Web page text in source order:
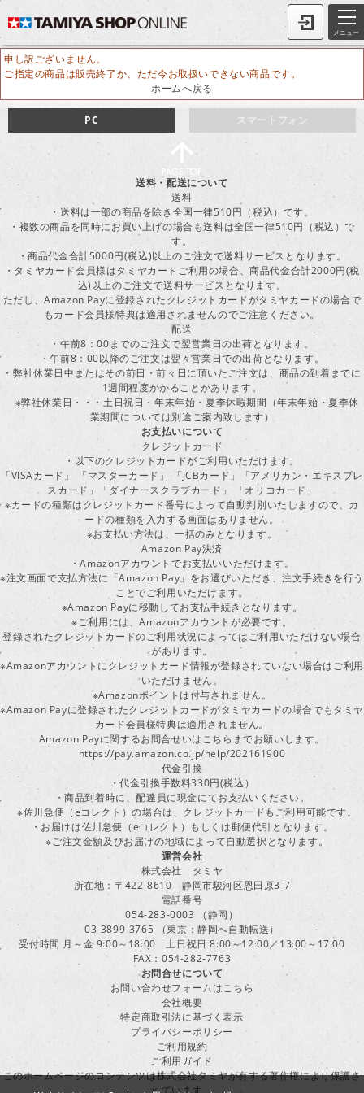
メニュー
申し訳ございません。
ご指定の商品は販売終了か、ただ今お取扱いできない商品です。
ホームへ戻る
スマートフォン
PC
送料・配送について
送料
・送料は一部の商品を除き全国一律510円（税込）です。
・複数の商品を同時にお買い上げの場合も送料は全国一律510円（税込）で
す。
・商品代金合計5000円(税込)以上のご注文で送料サービスとなります。
・タミヤカード会員様はタミヤカードご利用の場合、商品代金合計2000円(税
込)以上のご注文で送料サービスとなります。
ただし、Amazon Payに登録されたクレジットカードがタミヤカードの場合で
もカード会員様特典は適用されませんのでご注意ください。
配送
・午前8：00までのご注文で翌営業日の出荷となります。
・午前8：00以降のご注文は翌々営業日での出荷となります。
・弊社休業日中またはその前日・前々日に頂いたご注文は、商品の到着までに
1週間程度かかることがあります。
※弊社休業日・・・土日祝日・年末年始・夏季休暇期間（年末年始・夏季休
業期間については別途ご案内致します）
お支払いについて
クレジットカード
・以下のクレジットカードがご利用いただけます。
「VISAカード」 「マスターカード」 「JCBカード」「アメリカン・エキスプレ
スカード」「ダイナースクラブカード」 「オリコカード」
※カードの種類はクレジットカード番号によって自動判別いたしますので、カ
ードの種類を入力する画面はありません。
※お支払い方法は、一括のみとなります。
Amazon Pay決済
・Amazonアカウントでお支払いいただけます。
※注文画面で支払方法に「Amazon Pay」をお選びいただき、注文手続きを行う
ことでご利用いただけます。
※Amazon Payに移動してお支払手続きとなります。
※ご利用には、Amazonアカウントが必要です。
登録されたクレジットカードのご利用状況によってはご利用いただけない場合
があります。
※Amazonアカウントにクレジットカード情報が登録されていない場合はご利用
いただけません。
※Amazonポイントは付与されません。
※Amazon Payに登録されたクレジットカードがタミヤカードの場合でもタミヤ
カード会員様特典は適用されません。
Amazon Payに関するお問合せいはこちらまでお願いします。
https://pay.amazon.co.jp/help/202161900
代金引換
・代金引換手数料330円(税込）
・商品到着時に、配達員に現金にてお支払いください。
※佐川急便（eコレクト）の場合は、クレジットカードもご利用可能です。
・お届けは佐川急便（eコレクト）もしくは郵便代引となります。
※ご注文金額及びお届けの地域によって自動選択となります。
運営会社
株式会社 タミヤ
所在地：〒422-8610 静岡市駿河区恩田原3-7
電話番号
054-283-0003 （静岡）
03-3899-3765 （東京：静岡へ自動転送）
受付時間 月～金 9:00～18:00 土日祝日 8:00～12:00／13:00～17:00
FAX：054-282-7763
お問合せについて
お問い合わせフォームはこちら
会社概要
特定商取引法に基づく表示
プライバシーポリシー
ご利用規約
ご利用ガイド
このホームページのコンテンツは株式会社タミヤが有する著作権により保護さ
れています。